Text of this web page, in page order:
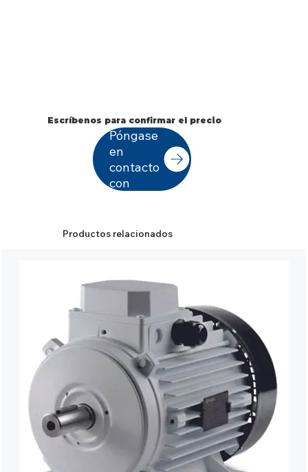
Escríbenos para confirmar el precio
Póngase
en
contacto
con
Productos relacionados